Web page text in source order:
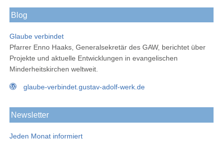
Blog
Glaube verbindet
Pfarrer Enno Haaks, Generalsekretär des GAW, berichtet über
Projekte und aktuelle Entwicklungen in evangelischen
Minderheitskirchen weltweit.
glaube-verbindet.gustav-adolf-werk.de
Newsletter
Jeden Monat informiert